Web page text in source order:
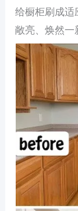
给橱柜刷成适
敞亮、焕然一